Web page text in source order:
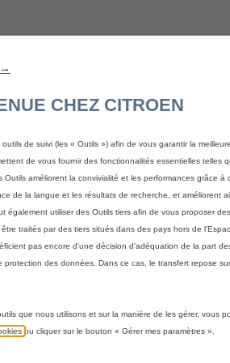
votre véhicule et afficher les
CHEZ CITROEN
de suivi (les « Outils ») afin de vous garantir la
de vous fournir des fonctionnalités essentielles telles
Outils améliorent la convivialité et les performances grâce à
de la langue et les résultats de recherche, et améliorent
également utiliser des Outils tiers afin de vous proposer
traités par des tiers situés dans des pays hors de
pas encore d'une décision d'adéquation de la part
des données. Dans ce cas, le transfert repose
que nous utilisons et sur la manière de les gérer, vous
ou cliquer sur le bouton « Gérer mes paramètres ».